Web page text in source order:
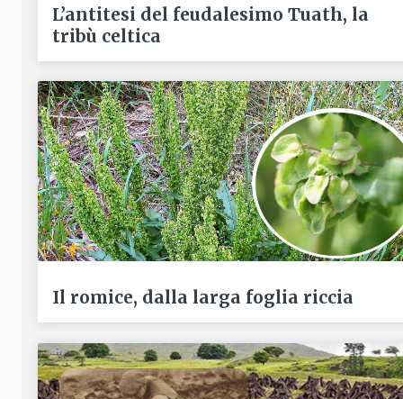
L’antitesi del feudalesimo Tuath, la
tribù celtica
Il romice, dalla larga foglia riccia